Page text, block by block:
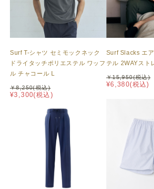
Surf T-シャツ セミモックネック
ドライタッチポリエステル ワッフ
ル チャコール L
¥3,300(税込)
￥8,250(税込)
Surf Slacks エ
テル 2WAYスト
¥6,380(税込)
￥15,950(税込)